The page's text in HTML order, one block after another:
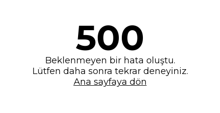
500
Beklenmeyen bir hata oluştu.
Lütfen daha sonra tekrar deneyiniz.
Ana sayfaya dön